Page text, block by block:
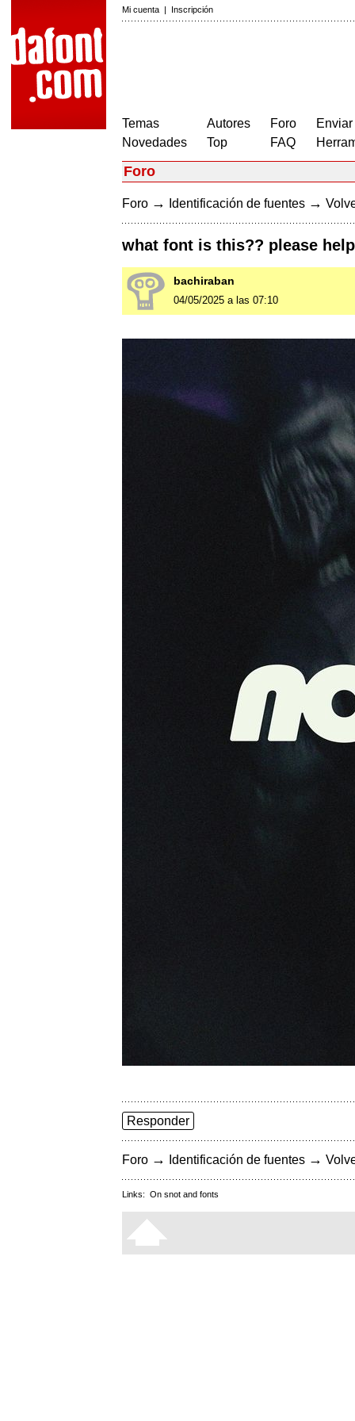
Mi cuenta | Inscripción
Temas
Novedades
Autores
Top
Foro
FAQ
Foro
Foro → Identificación de fuentes →
what font is this?? please help
bachiraban
04/05/2025 a las 07:10
Responder
Foro → Identificación de fuentes →
Links: On snot and fonts